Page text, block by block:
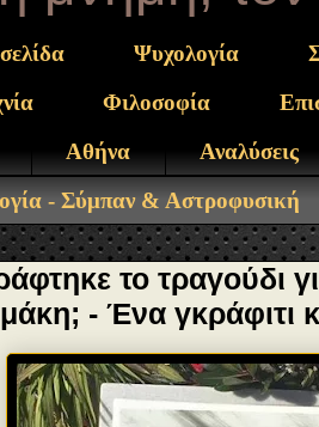
Ψυχολογία
Φιλοσοφία
Αθήνα
Αναλύσεις
- Σύμπαν & Αστροφυσική
το τραγούδι
- Ένα γκράφιτι